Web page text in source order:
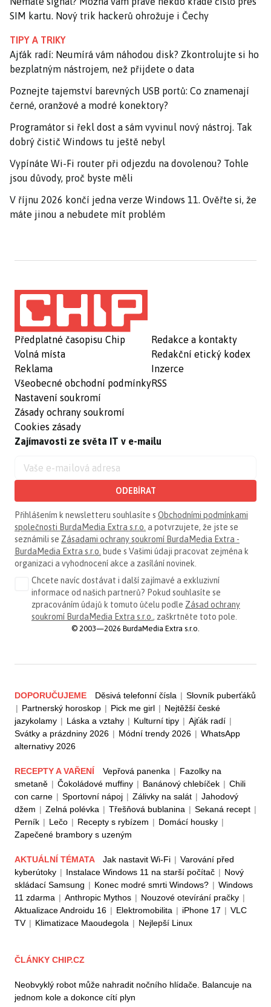
SIM kartu. Nový trik hackerů ohrožuje i Čechy
TIPY A TRIKY
Ajťák radí: Neumírá vám náhodou disk? Zkontrolujte si ho
bezplatným nástrojem, než přijdete o data
Poznejte tajemství barevných USB portů: Co znamenají
černé, oranžové a modré konektory?
Programátor si řekl dost a sám vyvinul nový nástroj. Tak
dobrý čistič Windows tu ještě nebyl
Vypínáte Wi-Fi router při odjezdu na dovolenou? Tohle
jsou důvody, proč byste měli
V říjnu 2026 končí jedna verze Windows 11. Ověřte si, že
máte jinou a nebudete mít problém
Předplatné časopisu Chip
Volná místa
Reklama
Všeobecné obchodní podmínky
Nastavení soukromí
Zásady ochrany soukromí
Cookies zásady
Redakce a kontakty
Redakční etický kodex
Inzerce
RSS
Zajímavosti ze světa IT v e-mailu
ODEBÍRAT
Přihlášením k newsletteru souhlasíte s Obchodními podmínkami
společnosti BurdaMedia Extra s.r.o. a potvrzujete, že jste se
seznámili se Zásadami ochrany soukromí BurdaMedia Extra -
BurdaMedia Extra s.r.o. bude s Vašimi údaji pracovat zejména k
organizaci a vyhodnocení akce a zasílání novinek.
Chcete navíc dostávat i další zajímavé a exkluzivní
informace od našich partnerů? Pokud souhlasíte se
zpracováním údajů k tomuto účelu podle Zásad ochrany
soukromí BurdaMedia Extra s.r.o., zaškrtněte toto pole.
© 2003—2026 BurdaMedia Extra s.r.o.
DOPORUČUJEME Děsivá telefonní čísla | Slovník puberťáků
| Partnerský horoskop | Pick me girl | Nejtěžší české
jazykolamy | Láska a vztahy | Kulturní tipy | Ajťák radí |
Svátky a prázdniny 2026 | Módní trendy 2026 | WhatsApp
alternativy 2026
RECEPTY A VAŘENÍ Vepřová panenka | Fazolky na
smetaně | Čokoládové muffiny | Banánový chlebíček | Chili
con carne | Sportovní nápoj | Zálivky na salát | Jahodový
džem | Zelná polévka | Třešňová bublanina | Sekaná recept |
Perník | Lečo | Recepty s rybízem | Domácí housky |
Zapečené brambory s uzeným
AKTUÁLNÍ TÉMATA Jak nastavit Wi-Fi | Varování před
kyberútoky | Instalace Windows 11 na starší počítač | Nový
skládací Samsung | Konec modré smrti Windows? | Windows
11 zdarma | Anthropic Mythos | Nouzové otevírání pračky |
Aktualizace Androidu 16 | Elektromobilita | iPhone 17 | VLC
TV | Klimatizace Maoudegola | Nejlepší Linux
ČLÁNKY CHIP.CZ
Neobvyklý robot může nahradit nočního hlídače. Balancuje na
jednom kole a dokonce cítí plyn